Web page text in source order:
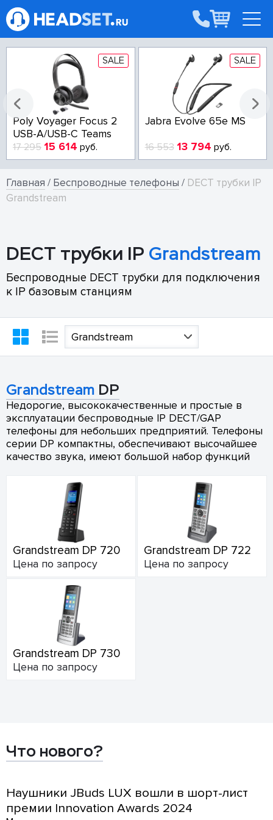
SALE
Poly Voyager Focus 2
USB-A/USB-C Teams
17 295 15 614 руб.
SALE
Jabra Evolve 65e MS
16 553 13 794 руб.
Главная / Беспроводные телефоны / DECT трубки IP
Grandstream
DECT трубки IP Grandstream
Беспроводные DECT трубки для подключения
к IP базовым станциям
Grandstream
Grandstream DP
Недорогие, высококачественные и простые в
эксплуатации беспроводные IP DECT/GAP
телефоны для небольших предприятий. Телефоны
серии DP компактны, обеспечивают высочайшее
качество звука, имеют большой набор функций
Grandstream DP 720
Цена по запросу
Grandstream DP 722
Цена по запросу
Grandstream DP 730
Цена по запросу
Что нового?
Наушники JBuds LUX вошли в шорт-лист
премии Innovation Awards 2024